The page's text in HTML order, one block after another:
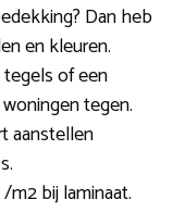
Dan heb
en kleuren.
tegels of een
tegen.
aanstellen
bij laminaat.